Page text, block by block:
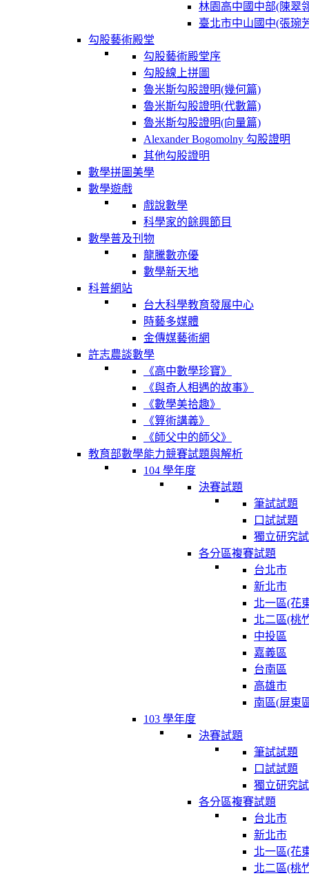
林園高中國中部(陳翠
臺北市中山國中(張琬
勾股藝術殿堂
勾股藝術殿堂序
勾股線上拼圖
魯米斯勾股證明(幾何篇)
魯米斯勾股證明(代數篇)
魯米斯勾股證明(向量篇)
Alexander Bogomolny 勾股證明
其他勾股證明
數學拼圖美學
數學遊戲
戲說數學
科學家的餘興節目
數學普及刊物
龍騰數亦優
數學新天地
科普網站
台大科學教育發展中心
時藝多媒體
金傳媒藝術網
許志農談數學
《高中數學珍寶》
《與奇人相遇的故事》
《數學美拾趣》
《算術講義》
《師父中的師父》
教育部數學能力競賽試題與解析
104 學年度
決賽試題
筆試試題
口試試題
獨立研究
各分區複賽試題
台北市
新北市
北一區(花
北二區(桃
中投區
嘉義區
台南區
高雄市
南區(屏東
103 學年度
決賽試題
筆試試題
口試試題
獨立研究
各分區複賽試題
台北市
新北市
北一區(花
北二區(桃